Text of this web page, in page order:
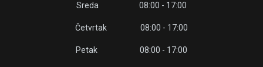
Sreda 08:00 - 17:00
Četvrtak 08:00 - 17:00
Petak 08:00 - 17:00